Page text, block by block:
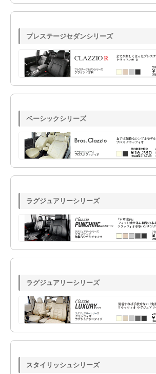
プレステージセダンシリーズ
ベーシックシリーズ
ラグジュアリーシリーズ
ラグジュアリーシリーズ
スタイリッシュシリーズ